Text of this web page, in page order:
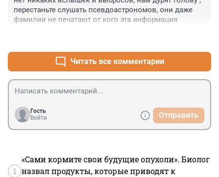
перестаньте слушать псевдоастрономов, они даже
фамилии не печатают от кого эта информация
Читать все комментарии
Гость
Войти
Отправить
1
«Сами кормите свои будущие опухоли». Биолог
назвал продукты, которые приводят к